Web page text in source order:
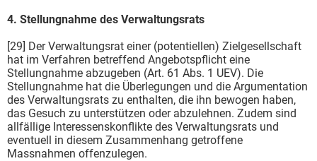
4. Stellungnahme des Verwaltungsrats
[29] Der Verwaltungsrat einer (potentiellen) Zielgesellschaft
hat im Verfahren betreffend Angebotspflicht eine
Stellungnahme abzugeben (Art. 61 Abs. 1 UEV). Die
Stellungnahme hat die Überlegungen und die Argumentation
des Verwaltungsrats zu enthalten, die ihn bewogen haben,
das Gesuch zu unterstützen oder abzulehnen. Zudem sind
allfällige Interessenskonflikte des Verwaltungsrats und
eventuell in diesem Zusammenhang getroffene
Massnahmen offenzulegen.